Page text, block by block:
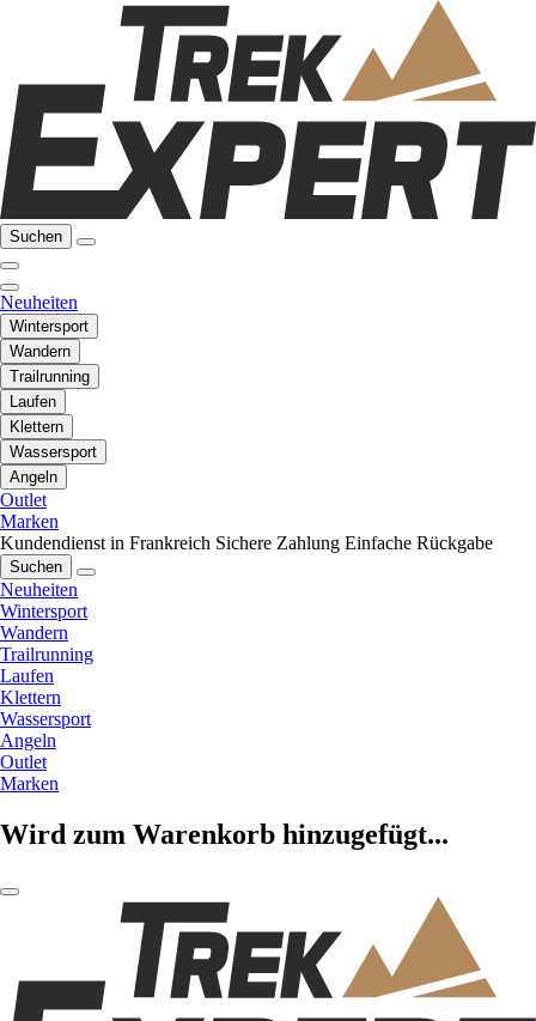
Suchen
Neuheiten
Wintersport
Wandern
Trailrunning
Laufen
Klettern
Wassersport
Angeln
Outlet
Marken
Kundendienst in Frankreich Sichere Zahlung Einfache Rückgabe
Suchen
Neuheiten
Wintersport
Wandern
Trailrunning
Laufen
Klettern
Wassersport
Angeln
Outlet
Marken
Wird zum Warenkorb hinzugefügt...